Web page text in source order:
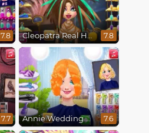
7.8 Cleopatra Real Haircuts 7.8
7.7 Annie Wedding Hairstyle 7.6